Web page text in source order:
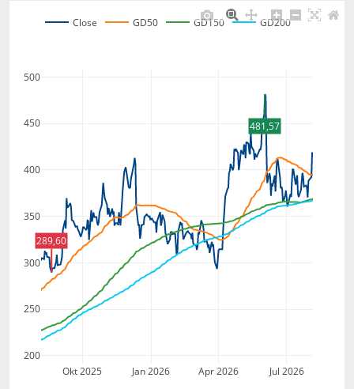
Okt 2025 Jan 2026 Apr 2026 Jul 2026
200
250
300
350
400
450
500
Close GD50 GD150 GD200
481,57
289,60